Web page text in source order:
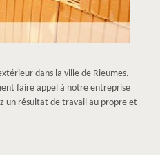
dans la ville de Rieumes.
faire appel à notre entreprise
un résultat de travail au propre et